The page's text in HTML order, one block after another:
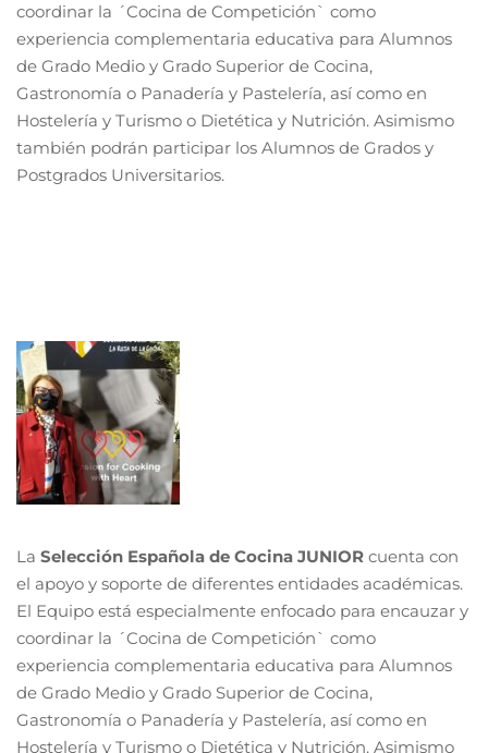
coordinar la ´Cocina de Competición` como
experiencia complementaria educativa para Alumnos
de Grado Medio y Grado Superior de Cocina,
Gastronomía o Panadería y Pastelería, así como en
Hostelería y Turismo o Dietética y Nutrición. Asimismo
también podrán participar los Alumnos de Grados y
Postgrados Universitarios.
La Selección Española de Cocina JUNIOR cuenta con
el apoyo y soporte de diferentes entidades académicas.
El Equipo está especialmente enfocado para encauzar y
coordinar la ´Cocina de Competición` como
experiencia complementaria educativa para Alumnos
de Grado Medio y Grado Superior de Cocina,
Gastronomía o Panadería y Pastelería, así como en
Hostelería y Turismo o Dietética y Nutrición. Asimismo